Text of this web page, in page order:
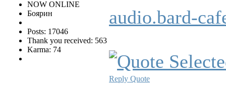
NOW ONLINE
Боярин
Posts: 17046
Thank you received: 563
Karma: 74
audio.bard-
Reply Quote